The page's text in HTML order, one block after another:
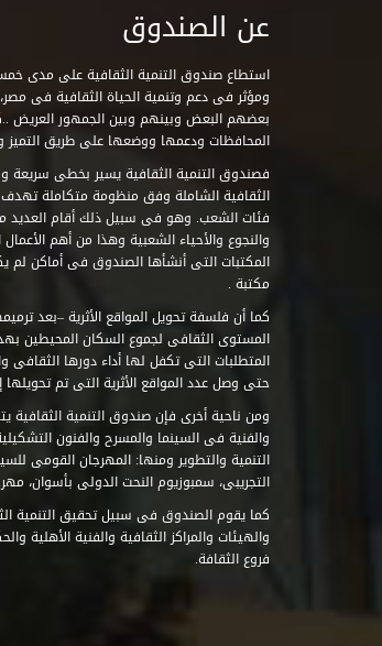
عن الصندوق
ومؤثر فى دعم وتنمية الحياة الثقافية فى
بعضهم البعض وبينهم وبين الجمهور
المحافظات ودعمها ووضعها على طريق التميز
فصندوق التنمية الثقافية يسير بخطى
الثقافية الشاملة وفق منظومة متكاملة تهدف
فئات الشعب. وهو فى سبيل ذلك أقام العديد
والنجوع والأحياء الشعبية وهذا من أهم
مكتبة .
كما أن فلسفة تحويل المواقع الأثرية –بعد
المستوى الثقافى لجموع السكان المحيطين
حتى وصل عدد المواقع الأثرية التى تم تحويلها إلى
ومن ناحية أخرى فإن صندوق التنمية الثقافية
والفنية فى السينما والمسرح والفنون
التنمية والتطوير ومنها: المهرجان القومى
التجريبى، سمبوزيوم النحت الدولى بأسوان،
كما يقوم الصندوق فى سبيل تحقيق التنمية
والهيئات والمراكز الثقافية والفنية
فروع الثقافة.